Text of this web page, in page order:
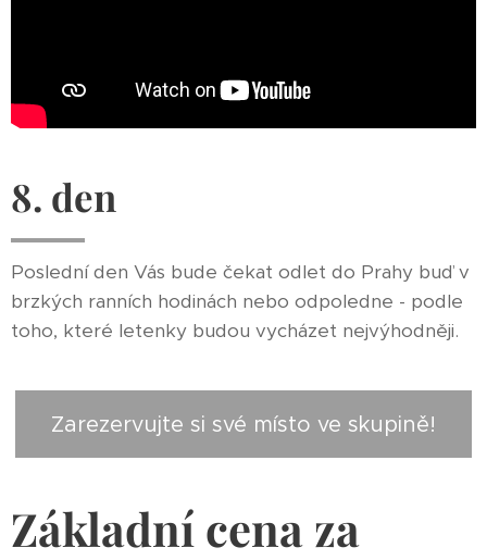
8. den
Poslední den Vás bude čekat odlet do Prahy buď v
brzkých ranních hodinách nebo odpoledne - podle
toho, které letenky budou vycházet nejvýhodněji.
Zarezervujte si své místo ve skupině!
Základní cena za